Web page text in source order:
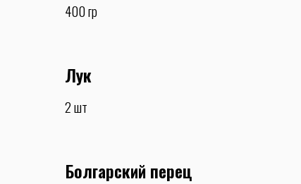
400 гр
Лук
2 шт
Болгарский перец